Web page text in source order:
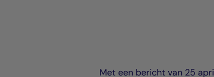
Met een bericht van 25